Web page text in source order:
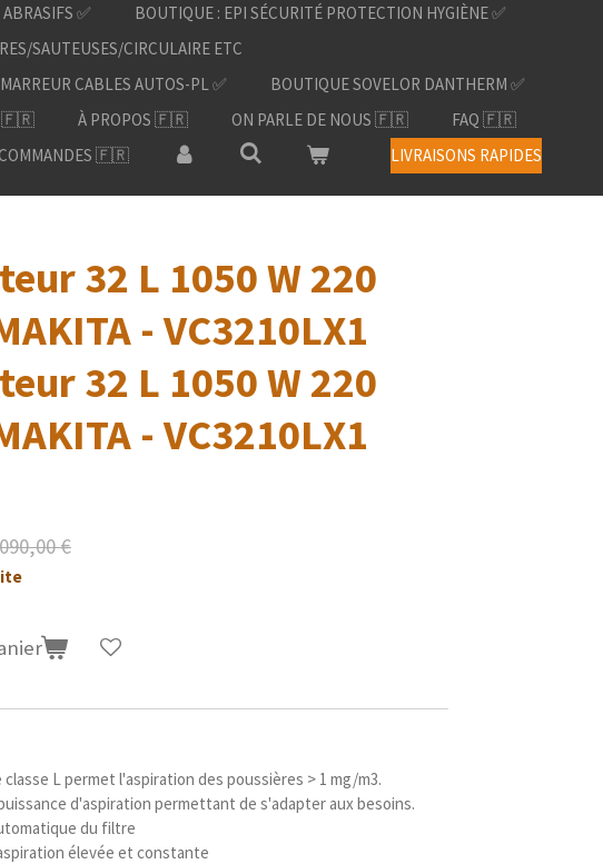
✅
BOUTIQUE : EPI SÉCURITÉ PROTECTION HYGIÈNE ✅
SAUTEUSES/CIRCULAIRE ETC
CABLES AUTOS-PL ✅
BOUTIQUE SOVELOR DANTHERM ✅
🇫🇷 À PROPOS 🇫🇷 ON PARLE DE NOUS 🇫🇷
FAQ 🇫🇷
🇫🇷 LIVRAISONS RAPIDES
32 L 1050 W 220
- VC3210LX1
32 L 1050 W 220
- VC3210LX1
€
L permet l'aspiration des poussières > 1 mg/m3.
d'aspiration permettant de s'adapter aux besoins.
du filtre
élevée et constante